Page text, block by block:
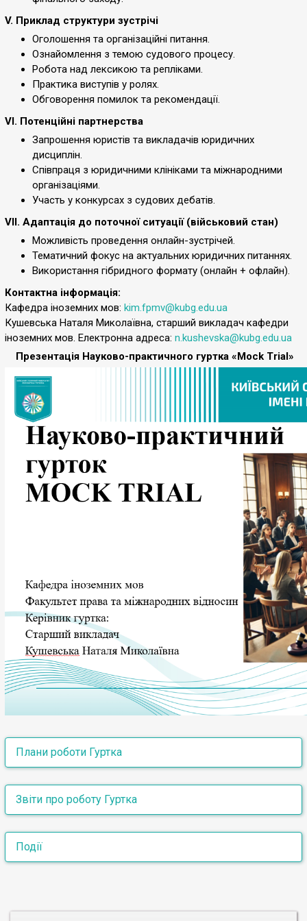
V. Приклад структури зустрічі
Оголошення та організаційні питання.
Ознайомлення з темою судового процесу.
Робота над лексикою та репліками.
Практика виступів у ролях.
Обговорення помилок та рекомендації.
VI. Потенційні партнерства
Запрошення юристів та викладачів юридичних
дисциплін.
Співпраця з юридичними клініками та міжнародними
організаціями.
Участь у конкурсах з судових дебатів.
VII. Адаптація до поточної ситуації (військовий стан)
Можливість проведення онлайн-зустрічей.
Тематичний фокус на актуальних юридичних питаннях.
Використання гібридного формату (онлайн + офлайн).
Контактна інформація:
Кафедра іноземних мов: kim.fpmv@kubg.edu.ua
Кушевська Наталя Миколаївна, старший викладач кафедри
іноземних мов. Електронна адреса: n.kushevska@kubg.edu.ua
Презентація Науково-практичного гуртка «Mock Trial»
Плани роботи Гуртка
План роботи Гуртка на 2025/2026 н.р.
План роботи Гуртка на 2024/2025 н.р.
Звіти про роботу Гуртка
Звіт про роботу Гуртка за 2024/2025 н.р.
Події